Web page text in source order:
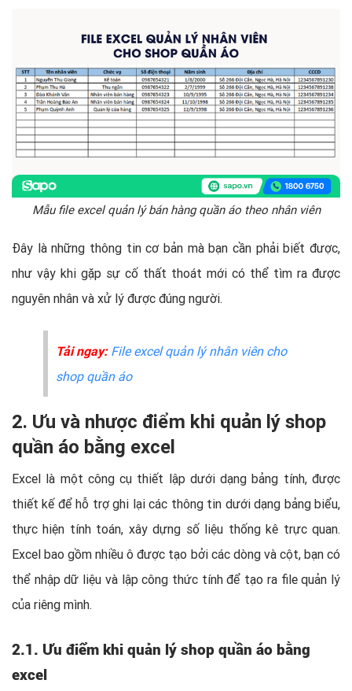
Mẫu file excel quản lý bán hàng quần áo theo nhân viên
Đây là những thông tin cơ bản mà bạn cần phải biết được,
như vậy khi gặp sự cố thất thoát mới có thể tìm ra được
nguyên nhân và xử lý được đúng người.
Tải ngay: File excel quản lý nhân viên cho
shop quần áo
2. Ưu và nhược điểm khi quản lý shop
quần áo bằng excel
Excel là một công cụ thiết lập dưới dạng bảng tính, được
thiết kế để hỗ trợ ghi lại các thông tin dưới dạng bảng biểu,
thực hiện tính toán, xây dựng số liệu thống kê trực quan.
Excel bao gồm nhiều ô được tạo bởi các dòng và cột, bạn có
thể nhập dữ liệu và lập công thức tính để tạo ra file quản lý
của riêng mình.
2.1. Ưu điểm khi quản lý shop quần áo bằng
excel